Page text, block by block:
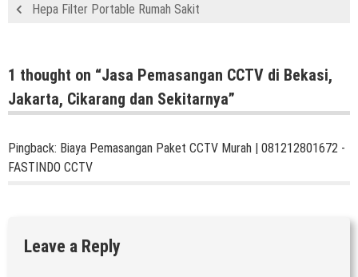
Hepa Filter Portable Rumah Sakit
1 thought on “Jasa Pemasangan CCTV di Bekasi,
Jakarta, Cikarang dan Sekitarnya”
Pingback: Biaya Pemasangan Paket CCTV Murah | 081212801672 -
FASTINDO CCTV
Leave a Reply